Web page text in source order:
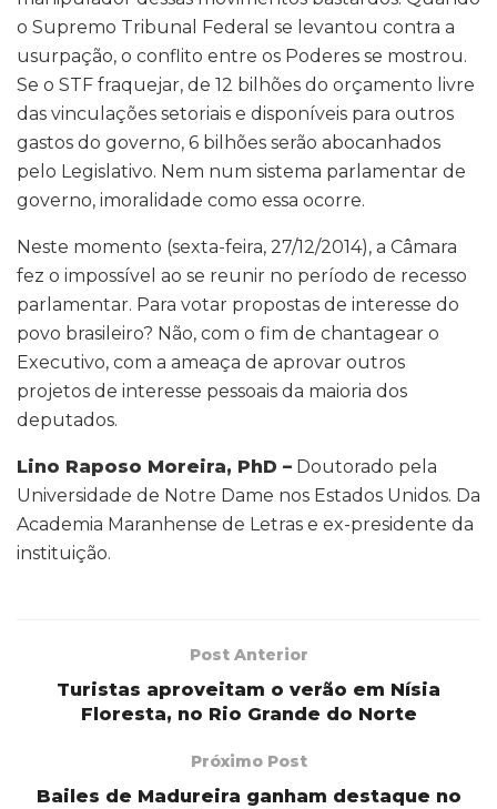
o Supremo Tribunal Federal se levantou contra a
usurpação, o conflito entre os Poderes se mostrou.
Se o STF fraquejar, de 12 bilhões do orçamento livre
das vinculações setoriais e disponíveis para outros
gastos do governo, 6 bilhões serão abocanhados
pelo Legislativo. Nem num sistema parlamentar de
governo, imoralidade como essa ocorre.
Neste momento (sexta-feira, 27/12/2014), a Câmara
fez o impossível ao se reunir no período de recesso
parlamentar. Para votar propostas de interesse do
povo brasileiro? Não, com o fim de chantagear o
Executivo, com a ameaça de aprovar outros
projetos de interesse pessoais da maioria dos
deputados.
Lino Raposo Moreira, PhD – Doutorado pela
Universidade de Notre Dame nos Estados Unidos. Da
Academia Maranhense de Letras e ex-presidente da
instituição.
Post Anterior
Turistas aproveitam o verão em Nísia
Floresta, no Rio Grande do Norte
Próximo Post
Bailes de Madureira ganham destaque no